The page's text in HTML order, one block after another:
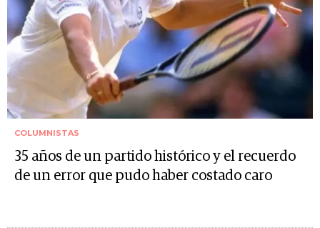
COLUMNISTAS
35 años de un partido histórico y el recuerdo
de un error que pudo haber costado caro